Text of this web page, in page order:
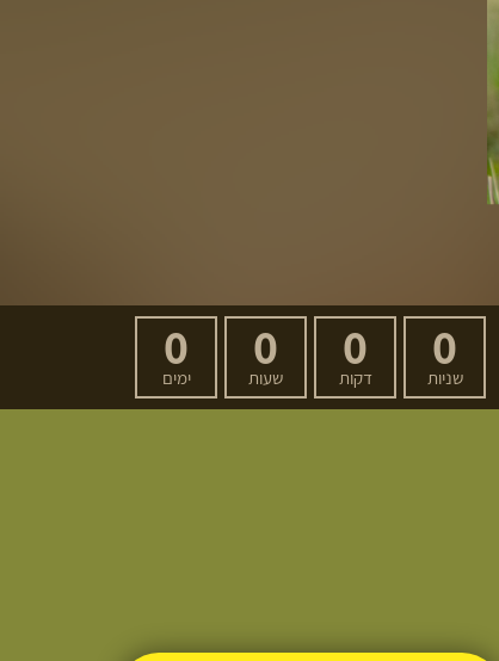
0
שניות
0
דקות
0
שעות
0
ימים